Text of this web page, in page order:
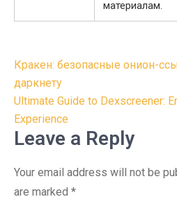
материалам.
Post
navigation
Кракен: безопасные онион-
даркнету
Ultimate Guide to Dexscreener:
Experience
Leave a Reply
Your email address will not be
are marked *